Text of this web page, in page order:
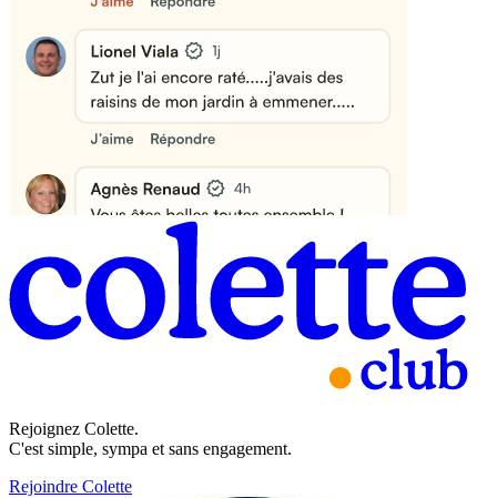
Rejoignez Colette.
C'est simple, sympa et sans engagement.
Rejoindre Colette